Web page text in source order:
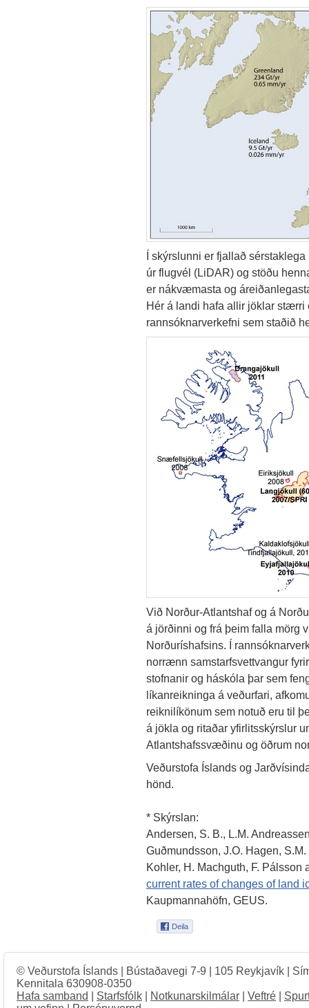
Í skýrslunni er fjallað
úr flugvél (LiDAR) og stöðu
er nákvæmasta og
Hér á landi hafa allir jöklar stærri
rannsóknarverkefni sem staðið
Við Norður-Atlantshaf og á
á jörðinni og frá þeim falla mörg
Norðuríshafsins. Í
norrænn samstarfsvettvangur
stofnanir og háskóla þar sem
líkanreikninga á veðurfari,
reiknilíkönum sem notuð eru til
á jökla og ritaðar yfirlitsskýrslur
Atlantshafssvæðinu og öðrum
Veðurstofa Íslands og
hönd.
* Skýrslan:
Andersen, S. B., L.M.
Guðmundsson, J.O. Hagen,
Kohler, H. Machguth, F.
current rates of changes of land
Kaupmannahöfn, GEUS.
© Veðurstofa Íslands | Bústaðavegi 7-9 | 105 Reykjavík |
Kennitala 630908-0350
Hafa samband
Starfsfólk Notkunarskilmálar Veftré